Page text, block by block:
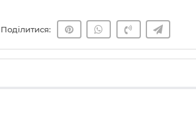
Поділитися: